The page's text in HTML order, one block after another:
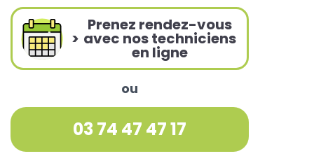
>
Prenez rendez-vous
avec nos techniciens
en ligne
ou
03 74 47 47 17